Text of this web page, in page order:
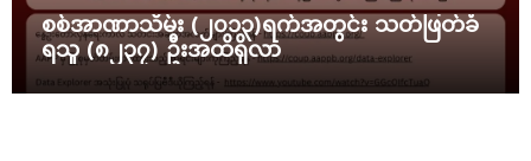
စစ်အာဏာသိမ်း (၂၀၁၃)ရက်အတွင်း သတ်ဖြတ်ခံ
ရသူ (၈၂၃၇) ဦးအထိရှိလာ